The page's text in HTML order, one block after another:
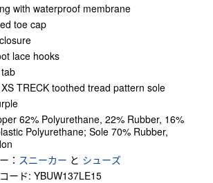
with waterproof membrane
toe cap
lace hooks
TRECK toothed tread pattern sole
62% Polyurethane, 22% Rubber, 16%
Polyurethane; Sole 70% Rubber,
： スニーカー と シューズ
ード: YBUW137LE15